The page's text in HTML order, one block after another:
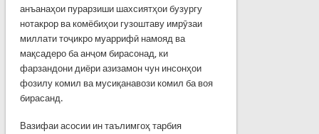
анъанаҳои пурарзиши шахсиятҳои бузургу
нотакрор ва комёбиҳои гузоштаву имрӯзаи
миллати тоҷикро муаррифӣ намояд ва
мақсадеро ба анҷом бирасонад, ки
фарзандони диёри азизамон чун инсонҳои
фозилу комил ва мусиқанавози комил ба воя
бирасанд.
Вазифаи асосии ин таълимгоҳ тарбия